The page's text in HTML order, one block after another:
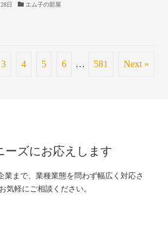
日 エム子の部屋
3 4 5 6 … 581 Next »
ーズにお応えします
業まで、業種業態を問わず幅広く対応さ
気軽にご相談ください。